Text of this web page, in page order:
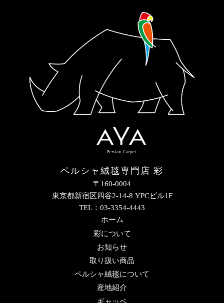
ペルシャ絨毯専門店 彩
〒160-0004
東京都新宿区四谷2-14-8 YPCビル1F
TEL：03-3354-4443
ホーム
彩について
お知らせ
取り扱い商品
ペルシャ絨毯について
産地紹介
ギャッベ